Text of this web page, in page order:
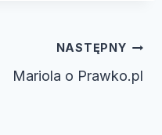
NASTĘPNY
Mariola o Prawko.pl